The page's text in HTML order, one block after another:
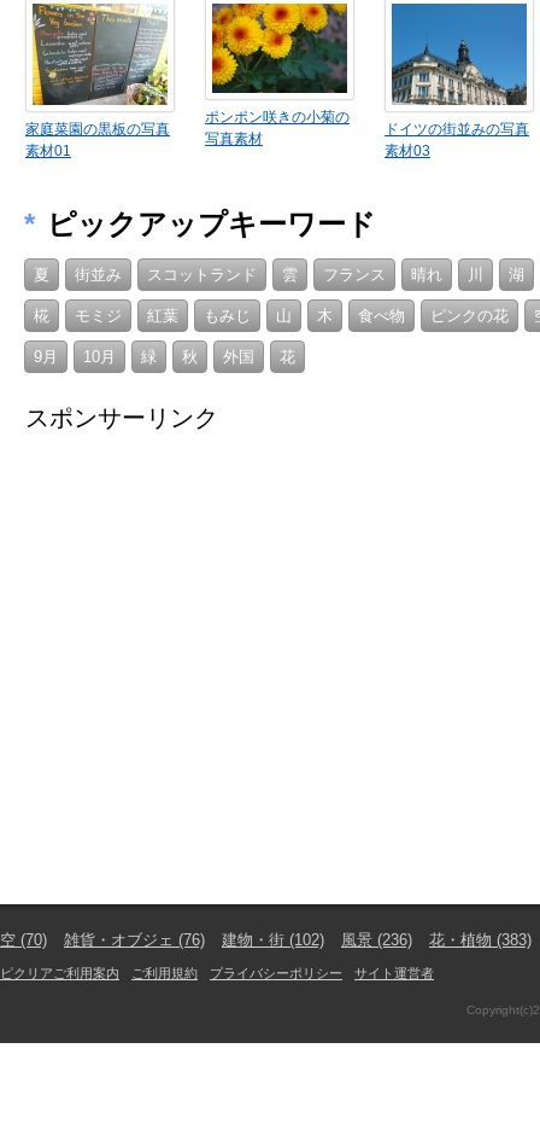
家庭菜園の黒板の写真
素材01
ポンポン咲きの小菊の
写真素材
ドイツの街並みの写真
素材03
* ピックアップキーワード
夏 街並み スコットランド 雲 フランス 晴れ 川 湖
椛 モミジ 紅葉 もみじ 山 木 食べ物 ピンクの花
9月 10月 緑 秋 外国 花
スポンサーリンク
空 (70) 雑貨・オブジェ (76) 建物・街 (102) 風景 (236) 花・植物 (383)
ピクリアご利用案内 ご利用規約 プライバシーポリシー サイト運営者